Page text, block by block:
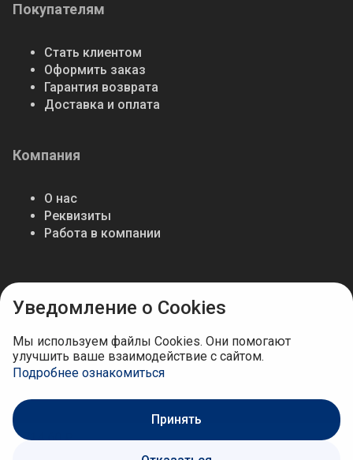
5 714.60 ₽
Покупателям
Стать клиентом
Оформить заказ
Гарантия возврата
Доставка и оплата
Компания
О нас
Реквизиты
Работа в компании
Мы в соцсетях
Уведомление о Cookies
Мы используем файлы Cookies. Они помогают
улучшить ваше взаимодействие с сайтом.
Подробнее ознакомиться
Принять